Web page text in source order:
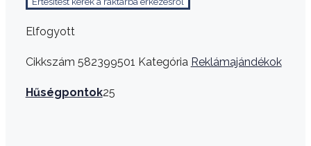
Elfogyott
Cikkszám 582399501 Kategória Reklámajándékok
Hűségpontok25